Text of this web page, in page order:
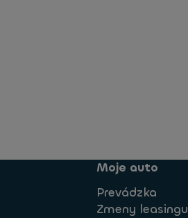
Moje auto
Prevádzka
Zmeny leasingu